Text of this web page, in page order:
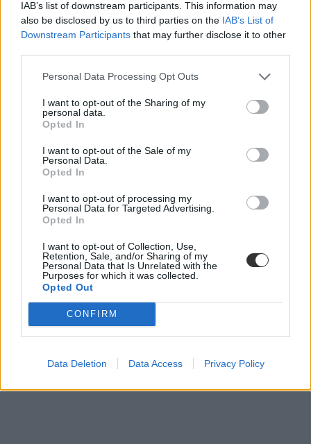
IAB’s list of downstream participants. This information may
also be disclosed by us to third parties on the IAB’s List of
Downstream Participants that may further disclose it to other
Personal Data Processing Opt Outs
I want to opt-out of the Sharing of my
personal data.
Opted In
I want to opt-out of the Sale of my
Personal Data.
Opted In
I want to opt-out of processing my
Personal Data for Targeted Advertising.
Opted In
I want to opt-out of Collection, Use,
Retention, Sale, and/or Sharing of my
Personal Data that Is Unrelated with the
Purposes for which it was collected.
Opted Out
CONFIRM
Data Deletion Data Access Privacy Policy
anglia
Egyesült Királyság
iskolabezárás
iskolabezárások